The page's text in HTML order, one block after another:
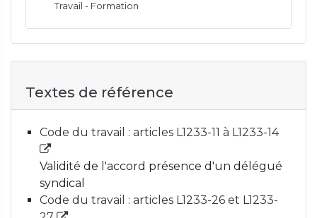
Travail - Formation
Textes de référence
Code du travail : articles L1233-11 à L1233-14
Validité de l'accord présence d'un délégué
syndical
Code du travail : articles L1233-26 et L1233-